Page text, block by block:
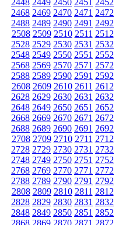
2448 2449 2450 2451 2452
2468 2469 2470 2471 2472
2488 2489 2490 2491 2492
2508 2509 2510 2511 2512
2528 2529 2530 2531 2532
2548 2549 2550 2551 2552
2568 2569 2570 2571 2572
2588 2589 2590 2591 2592
2608 2609 2610 2611 2612
2628 2629 2630 2631 2632
2648 2649 2650 2651 2652
2668 2669 2670 2671 2672
2688 2689 2690 2691 2692
2708 2709 2710 2711 2712
2728 2729 2730 2731 2732
2748 2749 2750 2751 2752
2768 2769 2770 2771 2772
2788 2789 2790 2791 2792
2808 2809 2810 2811 2812
2828 2829 2830 2831 2832
2848 2849 2850 2851 2852
2868 2869 2870 2871 2872